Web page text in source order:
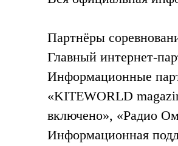
Партнёры
Главный интернет-
Информационные
«KITEWORLD
включено», «Радио
Информационная